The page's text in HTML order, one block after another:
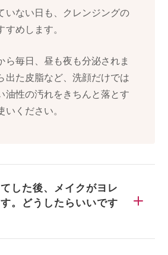
ホ
心
く
今日から取り入れら
れる、お手当て方法
や生活のアドバイス
をご紹介
いない日も、クレンジングの
すめします。
ら毎日、昼も夜も分泌されま
出た皮脂など、洗顔だけでは
油性の汚れをきちんと落とす
いください。
した後、メイクがヨレ
。どうしたらいいです